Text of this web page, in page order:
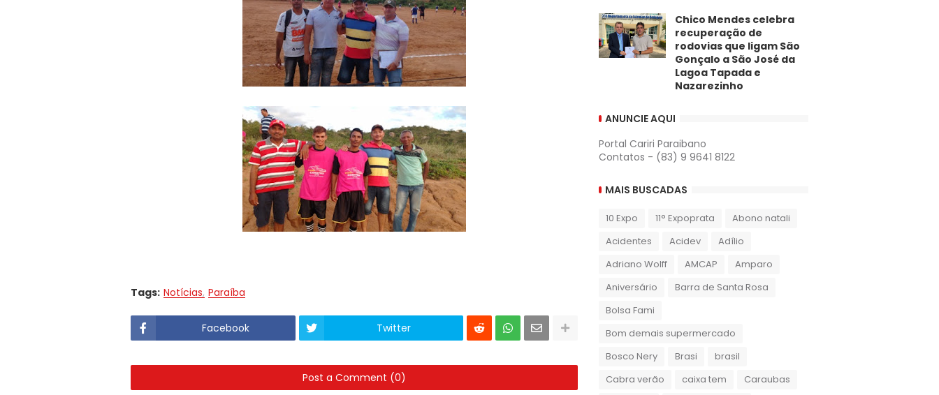
Tags: Notícias Paraíba
Facebook Twitter
Post a Comment (0)
Chico Mendes celebra
recuperação de
rodovias que ligam São
Gonçalo a São José da
Lagoa Tapada e
Nazarezinho
ANUNCIE AQUI
Portal Cariri Paraibano
Contatos - (83) 9 9641 8122
MAIS BUSCADAS
10 Expo 11° Expoprata
Abono natali
Acidentes
Acidev
Adílio
Adriano Wolff
AMCAP
Amparo
Aniversário
Barra de Santa Rosa
Bolsa Fami
Bom demais supermercado
Bosco Nery
Brasi
brasil
Cabra verão
caixa tem
Caraubas